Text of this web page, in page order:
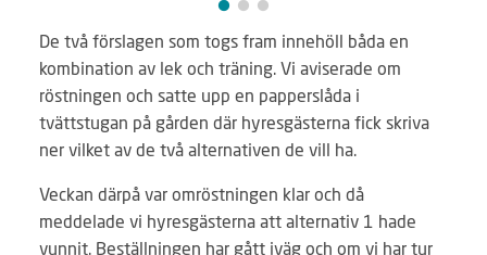
De två förslagen som togs fram innehöll båda en
kombination av lek och träning. Vi aviserade om
röstningen och satte upp en papperslåda i
tvättstugan på gården där hyresgästerna fick skriva
ner vilket av de två alternativen de vill ha.
Veckan därpå var omröstningen klar och då
meddelade vi hyresgästerna att alternativ 1 hade
vunnit. Beställningen har gått iväg och om vi har tur